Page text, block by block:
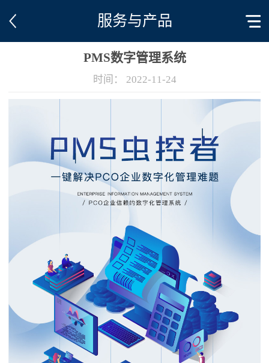
服务与产品
PMS数字管理系统
时间： 2022-11-24